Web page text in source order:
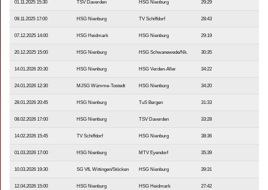
01.11.2025 15:30 TSV Daverden HSG Nienburg 29:29
09.11.2025 17:00 HSG Nienburg TV Schiffdorf 28:43
07.12.2025 14:00 HSG Heidmark HSG Nienburg 29:19
20.12.2025 15:00 HSG Nienburg HSG Schwanewede/Nk. 30:35
14.01.2026 20:30 HSG Nienburg HSG Verden-Aller 34:22
24.01.2026 12:30 MJSG Wümme-Tostedt HSG Nienburg 34:20
28.01.2026 20:45 HSG Nienburg TuS Bergen 31:33
08.02.2026 17:00 HSG Nienburg TSV Daverden 33:28
14.02.2026 15:45 TV Schiffdorf HSG Nienburg 38:36
01.03.2026 17:00 HSG Nienburg MTV Eyendorf 35:39
10.03.2026 19:30 SG VfL Wittingen/Stöcken HSG Nienburg 39:31
12.04.2026 15:00 HSG Nienburg HSG Heidmark 27:42